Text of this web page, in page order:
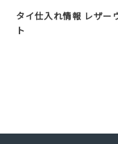
タイ仕入れ情報 レザー
ト